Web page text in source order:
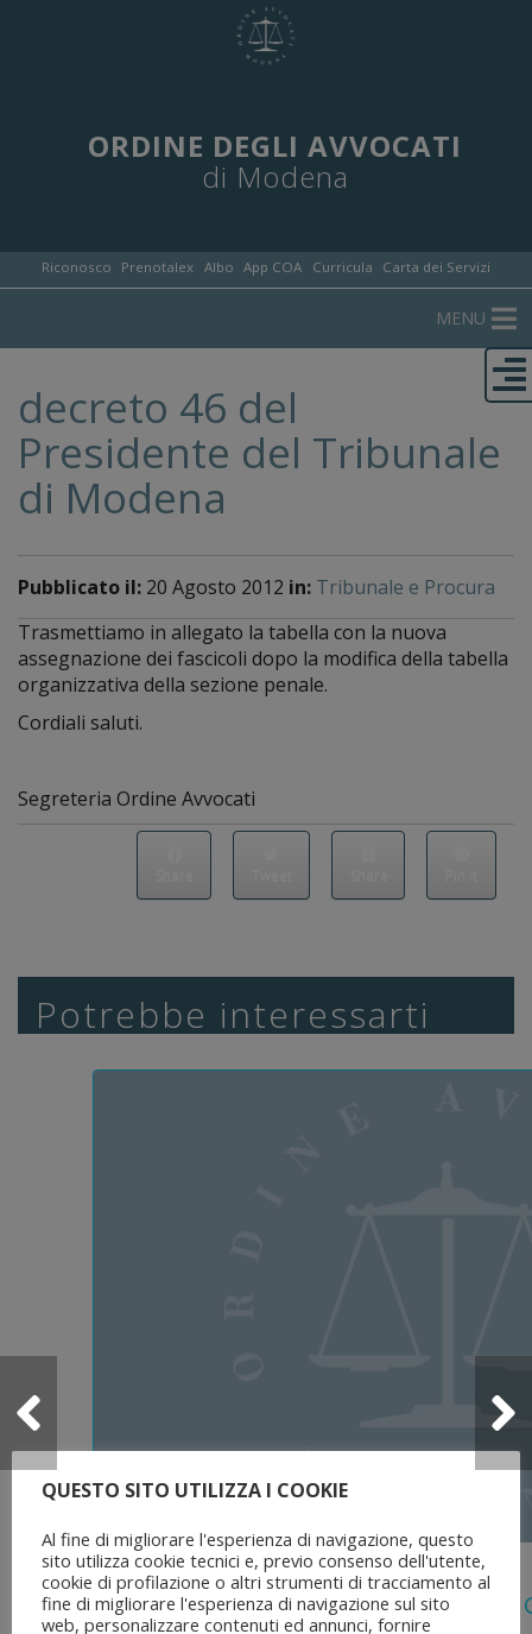
ORDINE DEGLI AVVOCATI
di Modena
Riconosco Prenotalex Albo App COA Curricula Carta dei Servizi
MENU
decreto 46 del
Presidente del Tribunale
di Modena
Pubblicato il: 20 Agosto 2012 in: Tribunale e Procura
Trasmettiamo in allegato la tabella con la nuova
assegnazione dei fascicoli dopo la modifica della tabella
organizzativa della sezione penale.
Cordiali saluti.
Segreteria Ordine Avvocati
Potrebbe interessarti
5 Agosto 2026
Legge 28 Luglio 2026 N. 137 “delega
QUESTO SITO UTILIZZA I COOKIE
Al fine di migliorare l'esperienza di navigazione, questo
sito utilizza cookie tecnici e, previo consenso dell'utente,
cookie di profilazione o altri strumenti di tracciamento al
fine di migliorare l'esperienza di navigazione sul sito
web, personalizzare contenuti ed annunci, fornire